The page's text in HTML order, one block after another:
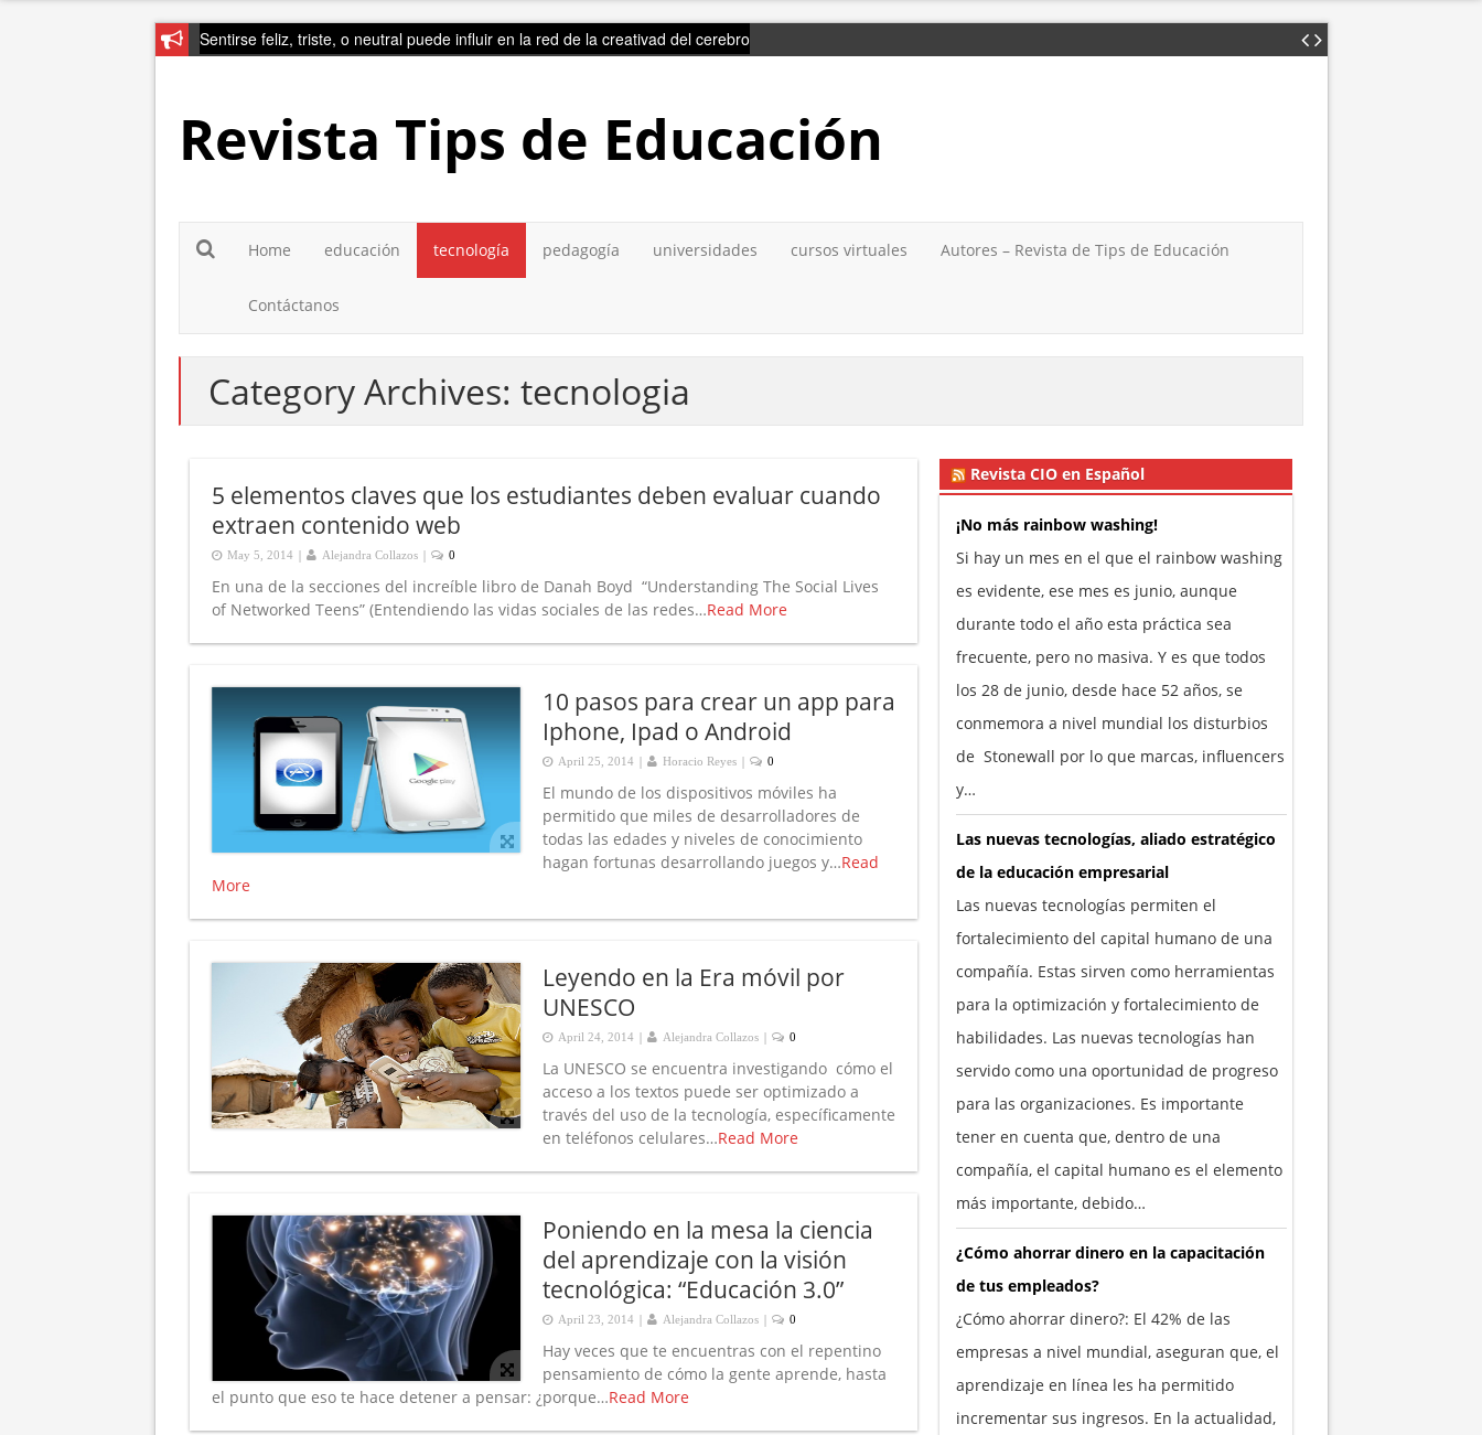
Sentirse feliz, triste, o neutral puede influir en la red de la creativad del cerebro
Revista Tips de Educación
Home educación tecnología pedagogía universidades cursos virtuales Autores – Revista de Tips de Educación
Contáctanos
Category Archives: tecnologia
5 elementos claves que los estudiantes deben evaluar cuando
extraen contenido web
May 5, 2014 | Alejandra Collazos | 0
En una de la secciones del increíble libro de Danah Boyd “Understanding The Social Lives
of Networked Teens” (Entendiendo las vidas sociales de las redes…Read More
10 pasos para crear un app para
Iphone, Ipad o Android
April 25, 2014 | Horacio Reyes | 0
El mundo de los dispositivos móviles ha
permitido que miles de desarrolladores de
todas las edades y niveles de conocimiento
hagan fortunas desarrollando juegos y…Read
More
Leyendo en la Era móvil por
UNESCO
April 24, 2014 | Alejandra Collazos | 0
La UNESCO se encuentra investigando cómo el
acceso a los textos puede ser optimizado a
través del uso de la tecnología, específicamente
en teléfonos celulares…Read More
Poniendo en la mesa la ciencia
del aprendizaje con la visión
tecnológica: “Educación 3.0”
April 23, 2014 | Alejandra Collazos | 0
Hay veces que te encuentras con el repentino
pensamiento de cómo la gente aprende, hasta
el punto que eso te hace detener a pensar: ¿porque…Read More
Revista CIO en Español
¡No más rainbow washing!
Si hay un mes en el que el rainbow washing
es evidente, ese mes es junio, aunque
durante todo el año esta práctica sea
frecuente, pero no masiva. Y es que todos
los 28 de junio, desde hace 52 años, se
conmemora a nivel mundial los disturbios
de Stonewall por lo que marcas, influencers
y…
Las nuevas tecnologías, aliado estratégico
de la educación empresarial
Las nuevas tecnologías permiten el
fortalecimiento del capital humano de una
compañía. Estas sirven como herramientas
para la optimización y fortalecimiento de
habilidades. Las nuevas tecnologías han
servido como una oportunidad de progreso
para las organizaciones. Es importante
tener en cuenta que, dentro de una
compañía, el capital humano es el elemento
más importante, debido…
¿Cómo ahorrar dinero en la capacitación
de tus empleados?
¿Cómo ahorrar dinero?: El 42% de las
empresas a nivel mundial, aseguran que, el
aprendizaje en línea les ha permitido
incrementar sus ingresos. En la actualidad,